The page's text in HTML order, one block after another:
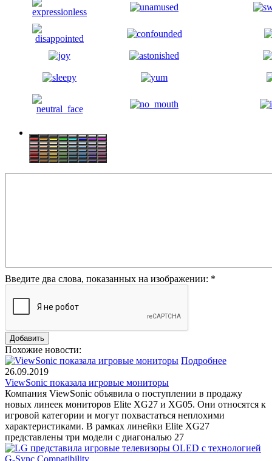
Введите два слова, показанных на изображении: *
Похожие новости:
Подробнее
26.09.2019
ViewSonic показала игровые мониторы
Компания ViewSonic объявила о поступлении в продажу
новых линеек мониторов Elite XG27 и XG05. Они относятся к
игровой категории и могут похвастаться неплохими
характеристиками. В рамках линейки Elite XG27
представлены три модели с диагональю 27